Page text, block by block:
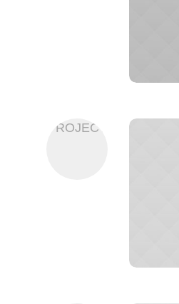
PROJECT